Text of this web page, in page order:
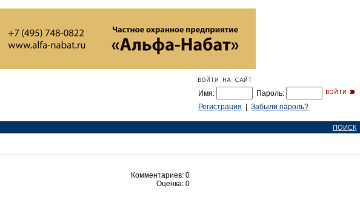
Имя:
Пароль:
Регистрация
Забыли пароль?
ПОИСК
Комментариев: 0
Оценка: 0